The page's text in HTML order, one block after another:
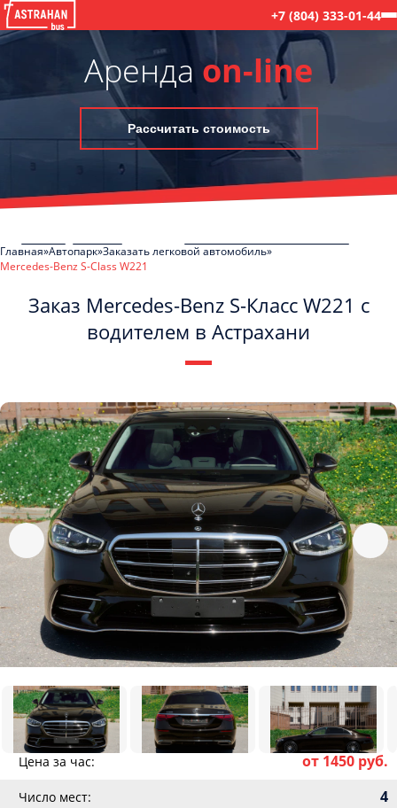
+7 (804) 333-01-44
Аренда on-line
Рассчитать стоимость
Главная Автопарк Заказать легковой автомобиль
Mercedes-Benz S-Class W221
Заказ Mercedes-Benz S-Класс W221 с
водителем в Астрахани
Цена за час: от 1450 руб.
Число мест: 4
C Политикой конфиденциальности
ознакомлен(а), даю согласие на
обработку моих Персональных данных